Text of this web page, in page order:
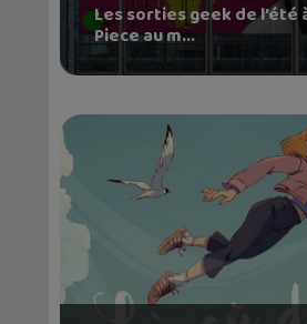
Les sorties geek de l’été
Piece au m...